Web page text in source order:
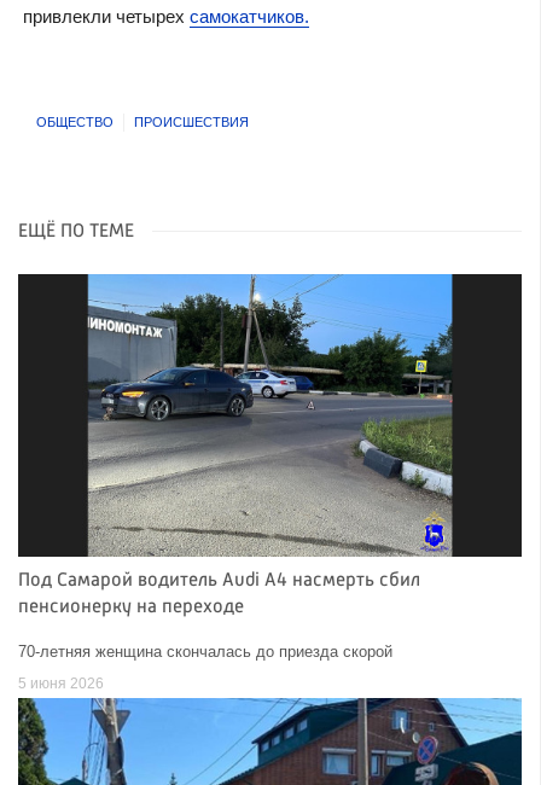
привлекли четырех самокатчиков.
ОБЩЕСТВО ПРОИСШЕСТВИЯ
ЕЩЁ ПО ТЕМЕ
Под Самарой водитель Audi A4 насмерть сбил
пенсионерку на переходе
70-летняя женщина скончалась до приезда скорой
5 июня 2026